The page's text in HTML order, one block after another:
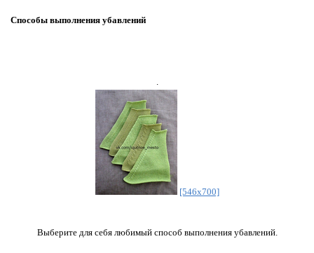
Способы выполнения убавлений
.
[546x700]
Выберите для себя любимый способ выполнения убавлений.